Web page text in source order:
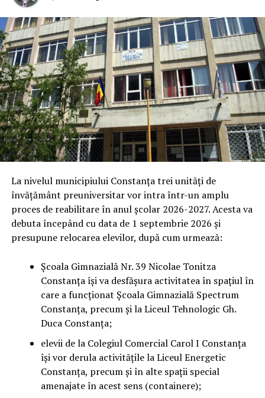
La nivelul municipiului Constanța trei unități de
învățământ preuniversitar vor intra într-un amplu
proces de reabilitare în anul școlar 2026-2027. Acesta va
debuta începând cu data de 1 septembrie 2026 și
presupune relocarea elevilor, după cum urmează:
Școala Gimnazială Nr. 39 Nicolae Tonitza
Constanța își va desfășura activitatea în spațiul în
care a funcționat Școala Gimnazială Spectrum
Constanța, precum și la Liceul Tehnologic Gh.
Duca Constanța;
elevii de la Colegiul Comercial Carol I Constanța
își vor derula activitățile la Liceul Energetic
Constanța, precum și în alte spații special
amenajate în acest sens (containere);